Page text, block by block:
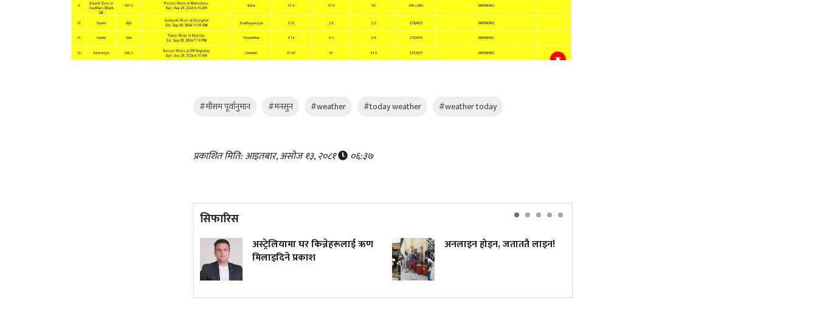
#मौसम पूर्वानुमान #मनसुन #weather #today weather #weather today
प्रकाशित मिति: आइतबार, असोज १३, २०८१ ०६:३७
सिफारिस
अस्ट्रेलियामा घर किन्नेहरूलाई ऋण
मिलाइदिने प्रकाश
अनलाइन होइन, जताततै लाइन!